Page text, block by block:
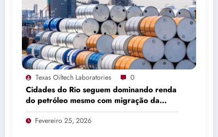
Texas Oiltech Laboratories 0
Cidades do Rio seguem dominando renda
do petróleo mesmo com migração da
produção
Fevereiro 25, 2026